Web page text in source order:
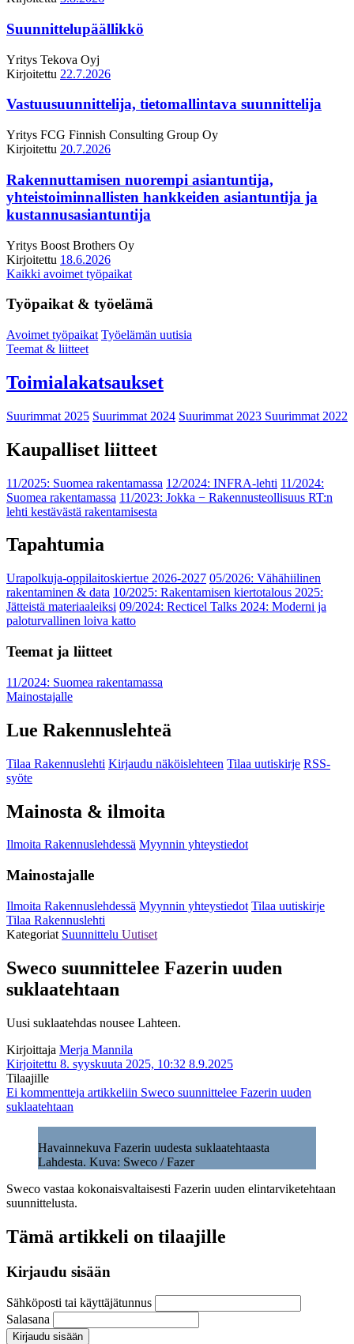
Suunnittelupäällikkö
Yritys Tekova Oyj
Kirjoitettu 22.7.2026
Vastuusuunnittelija, tietomallintava suunnittelija
Yritys FCG Finnish Consulting Group Oy
Kirjoitettu 20.7.2026
Rakennuttamisen nuorempi asiantuntija,
yhteistoiminnallisten hankkeiden asiantuntija ja
kustannusasiantuntija
Yritys Boost Brothers Oy
Kirjoitettu 18.6.2026
Kaikki avoimet työpaikat
Työpaikat & työelämä
Avoimet työpaikat Työelämän uutisia
Teemat & liitteet
Toimialakatsaukset
Suurimmat 2025 Suurimmat 2024 Suurimmat 2023 Suurimmat 2022
Kaupalliset liitteet
11/2025: Suomea rakentamassa 12/2024: INFRA-lehti 11/2024:
Suomea rakentamassa 11/2023: Jokka − Rakennusteollisuus RT:n
lehti kestävästä rakentamisesta
Tapahtumia
Urapolkuja-oppilaitoskiertue 2026-2027 05/2026: Vähähiilinen
rakentaminen & data 10/2025: Rakentamisen kiertotalous 2025:
Jätteistä materiaaleiksi 09/2024: Recticel Talks 2024: Moderni ja
paloturvallinen loiva katto
Teemat ja liitteet
11/2024: Suomea rakentamassa
Mainostajalle
Lue Rakennuslehteä
Tilaa Rakennuslehti Kirjaudu näköislehteen Tilaa uutiskirje RSS-
syöte
Mainosta & ilmoita
Ilmoita Rakennuslehdessä Myynnin yhteystiedot
Mainostajalle
Ilmoita Rakennuslehdessä Myynnin yhteystiedot Tilaa uutiskirje
Tilaa Rakennuslehti
Kategoriat Suunnittelu Uutiset
Sweco suunnittelee Fazerin uuden
suklaatehtaan
Uusi suklaatehdas nousee Lahteen.
Kirjoittaja Merja Mannila
Kirjoitettu 8. syyskuuta 2025, 10:32 8.9.2025
Tilaajille
Ei kommentteja artikkeliin Sweco suunnittelee Fazerin uuden
suklaatehtaan
Havainnekuva Fazerin uudesta suklaatehtaasta
Lahdesta. Kuva: Sweco / Fazer
Sweco vastaa kokonaisvaltaisesti Fazerin uuden elintarviketehtaan
suunnittelusta.
Tämä artikkeli on tilaajille
Kirjaudu sisään
Sähköposti tai käyttäjätunnus
Salasana
Kirjaudu sisään